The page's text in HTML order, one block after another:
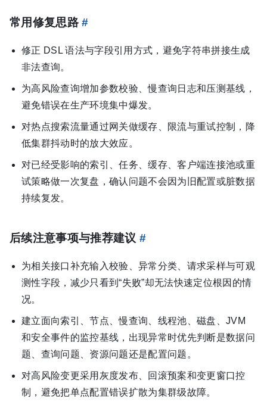
常用修复思路#
修正 DSL 语法与字段引用方式，避免字符串拼接生成
非法查询。
为高风险查询增加参数校验、慢查询日志和压测基线，
避免错误在生产环境集中爆发。
对热点搜索流量通过网关做缓存、限流与重试控制，降
低集群抖动时的放大效应。
对已经受影响的索引、任务、缓存、客户端连接池或重
试策略做一次复盘，确认问题不会因为旧配置或脏数据
持续复发。
后续注意事项与推荐建议 #
为相关接口补充输入校验、异常分类、请求采样与可观
测性字段，减少只看到“失败”却无法快速定位根因的情
况。
建立面向索引、节点、慢查询、线程池、磁盘、JVM
和安全事件的监控基线，出现异常时优先判断是数据问
题、查询问题、资源问题还是配置问题。
对高风险变更采用灰度发布、回滚预案和变更窗口控
制，避免把单点配置错误扩散为集群级故障。